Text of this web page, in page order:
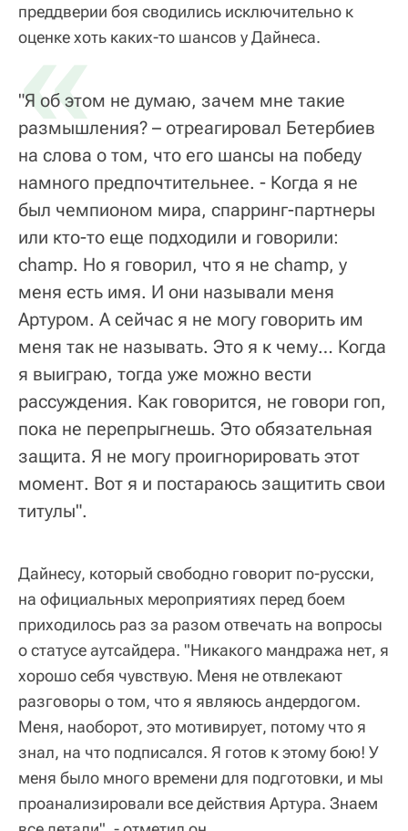
преддверии боя сводились исключительно к
оценке хоть каких-то шансов у Дайнеса.
«
"Я об этом не думаю, зачем мне такие
размышления? – отреагировал Бетербиев
на слова о том, что его шансы на победу
намного предпочтительнее. - Когда я не
был чемпионом мира, спарринг-партнеры
или кто-то еще подходили и говорили:
сhamp. Но я говорил, что я не champ, у
меня есть имя. И они называли меня
Артуром. А сейчас я не могу говорить им
меня так не называть. Это я к чему… Когда
я выиграю, тогда уже можно вести
рассуждения. Как говорится, не говори гоп,
пока не перепрыгнешь. Это обязательная
защита. Я не могу проигнорировать этот
момент. Вот я и постараюсь защитить свои
титулы".
Дайнесу, который свободно говорит по-русски,
на официальных мероприятиях перед боем
приходилось раз за разом отвечать на вопросы
о статусе аутсайдера. "Никакого мандража нет, я
хорошо себя чувствую. Меня не отвлекают
разговоры о том, что я являюсь андердогом.
Меня, наоборот, это мотивирует, потому что я
знал, на что подписался. Я готов к этому бою! У
меня было много времени для подготовки, и мы
проанализировали все действия Артура. Знаем